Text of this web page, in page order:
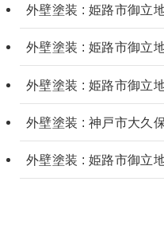
外壁塗装 : 姫路市御立
外壁塗装 : 姫路市御立
外壁塗装 : 姫路市御立
外壁塗装 : 神戸市大久
外壁塗装 : 姫路市御立